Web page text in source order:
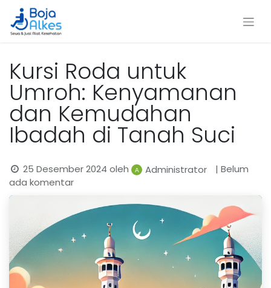
Kursi Roda untuk
Umroh: Kenyamanan
dan Kemudahan
Ibadah di Tanah Suci
25 Desember 2024 oleh Administrator
| Belum
ada komentar